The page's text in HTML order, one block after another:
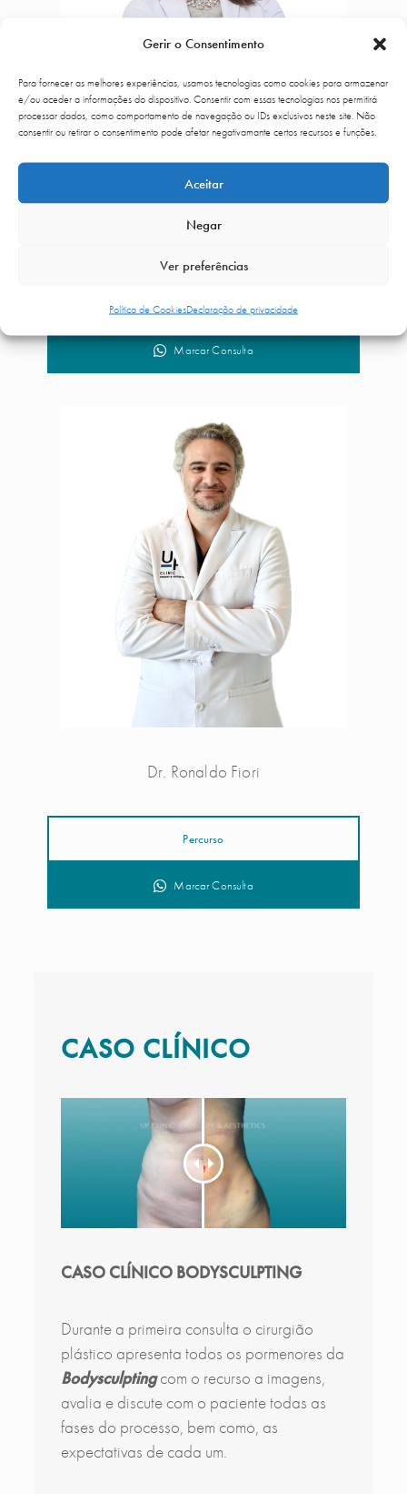
Gerir o Consentimento
Para fornecer as melhores experiências, usamos tecnologias como cookies para armazenar
e/ou aceder a informações do dispositivo. Consentir com essas tecnologias nos permitirá
processar dados, como comportamento de navegação ou IDs exclusivos neste site. Não
consentir ou retirar o consentimento pode afetar negativamante certos recursos e funções.
Aceitar
Negar
Ver preferências
Política de CookiesDeclaração de privacidade
Dra. Rita Meireles
Percurso
Marcar Consulta
Dr. Ronaldo Fiori
Percurso
Marcar Consulta
CASO CLÍNICO
CASO CLÍNICO BODYSCULPTING
Durante a primeira consulta o cirurgião
plástico apresenta todos os pormenores da
Bodysculpting com o recurso a imagens,
avalia e discute com o paciente todas as
fases do processo, bem como, as
expectativas de cada um.